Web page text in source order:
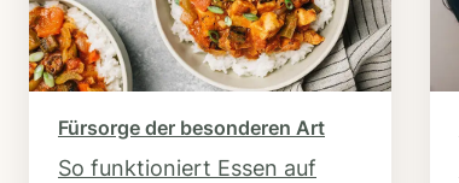
Fürsorge der besonderen Art
So funktioniert Essen auf